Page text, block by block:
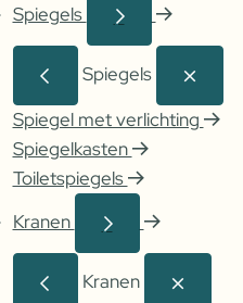
Spiegels
Spiegels
Spiegel met verlichting
Spiegelkasten
Toiletspiegels
Kranen
Kranen